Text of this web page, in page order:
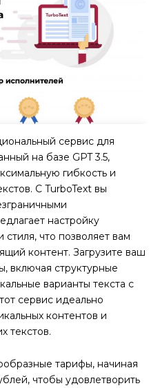
сервис для
на базе GPT 3.5,
гибкость и
С TurboText вы
настройку
что позволяет вам
контент. Загрузите ваш
включая структурные
варианты текста с
сервис идеально
контентов и
текстов.
тарифы, начиная
чтобы удовлетворить